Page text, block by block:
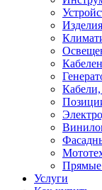
Кабели,
Прямые
Услуги